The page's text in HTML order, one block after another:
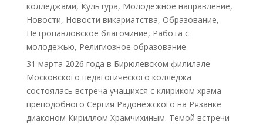
колледжами, Культура, Молодёжное направление,
Новости, Новости викариатства, Образование,
Петропавловское благочиние, Работа с
молодежью, Религиозное образование
31 марта 2026 года в Бирюлевском филилале
Московского педагогического колледжа
состоялась встреча учащихся с клириком храма
преподобного Сергия Радонежского на Рязанке
диаконом Кириллом Храмчихиным. Темой встречи